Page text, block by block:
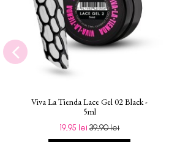
Viva La Tienda Lace Gel 02 Black -
5ml
19,95 lei39,90 lei